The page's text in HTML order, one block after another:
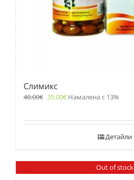
Слимикс
40.00€ 35.00€ Намалена с 13%
Детайли
Out of stock